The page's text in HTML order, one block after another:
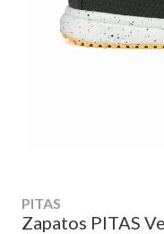
PITAS
Zapatos PITAS